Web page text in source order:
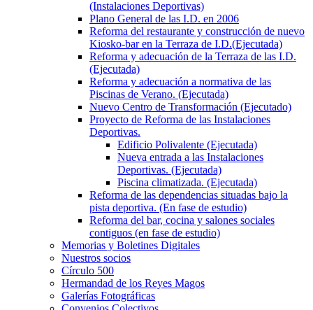
(Instalaciones Deportivas)
Plano General de las I.D. en 2006
Reforma del restaurante y construcción de nuevo
Kiosko-bar en la Terraza de I.D.(Ejecutada)
Reforma y adecuación de la Terraza de las I.D.
(Ejecutada)
Reforma y adecuación a normativa de las
Piscinas de Verano. (Ejecutada)
Nuevo Centro de Transformación (Ejecutado)
Proyecto de Reforma de las Instalaciones
Deportivas.
Edificio Polivalente (Ejecutada)
Nueva entrada a las Instalaciones
Deportivas. (Ejecutada)
Piscina climatizada. (Ejecutada)
Reforma de las dependencias situadas bajo la
pista deportiva. (En fase de estudio)
Reforma del bar, cocina y salones sociales
contiguos (en fase de estudio)
Memorias y Boletines Digitales
Nuestros socios
Círculo 500
Hermandad de los Reyes Magos
Galerías Fotográficas